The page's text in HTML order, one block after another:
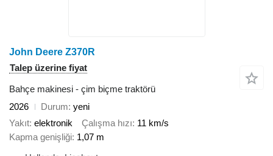
John Deere Z370R
Talep üzerine fiyat
Bahçe makinesi - çim biçme traktörü
2026
Durum yeni
Yakıt elektronik Çalışma hızı 11 km/s
Kapma genişliği 1,07 m